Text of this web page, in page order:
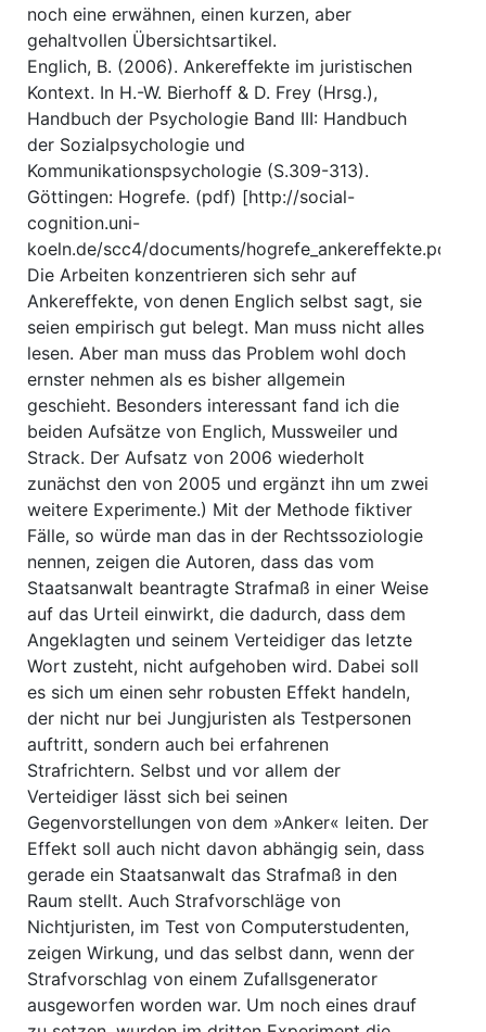
noch eine erwähnen, einen kurzen, aber
gehaltvollen Übersichtsartikel.
Englich, B. (2006). Ankereffekte im juristischen
Kontext. In H.-W. Bierhoff & D. Frey (Hrsg.),
Handbuch der Psychologie Band III: Handbuch
der Sozialpsychologie und
Kommunikationspsychologie (S.309-313).
Göttingen: Hogrefe. (pdf) [http://social-
cognition.uni-
koeln.de/scc4/documents/hogrefe_ankereffekte.pdf]
Die Arbeiten konzentrieren sich sehr auf
Ankereffekte, von denen Englich selbst sagt, sie
seien empirisch gut belegt. Man muss nicht alles
lesen. Aber man muss das Problem wohl doch
ernster nehmen als es bisher allgemein
geschieht. Besonders interessant fand ich die
beiden Aufsätze von Englich, Mussweiler und
Strack. Der Aufsatz von 2006 wiederholt
zunächst den von 2005 und ergänzt ihn um zwei
weitere Experimente.) Mit der Methode fiktiver
Fälle, so würde man das in der Rechtssoziologie
nennen, zeigen die Autoren, dass das vom
Staatsanwalt beantragte Strafmaß in einer Weise
auf das Urteil einwirkt, die dadurch, dass dem
Angeklagten und seinem Verteidiger das letzte
Wort zusteht, nicht aufgehoben wird. Dabei soll
es sich um einen sehr robusten Effekt handeln,
der nicht nur bei Jungjuristen als Testpersonen
auftritt, sondern auch bei erfahrenen
Strafrichtern. Selbst und vor allem der
Verteidiger lässt sich bei seinen
Gegenvorstellungen von dem »Anker« leiten. Der
Effekt soll auch nicht davon abhängig sein, dass
gerade ein Staatsanwalt das Strafmaß in den
Raum stellt. Auch Strafvorschläge von
Nichtjuristen, im Test von Computerstudenten,
zeigen Wirkung, und das selbst dann, wenn der
Strafvorschlag von einem Zufallsgenerator
ausgeworfen worden war. Um noch eines drauf